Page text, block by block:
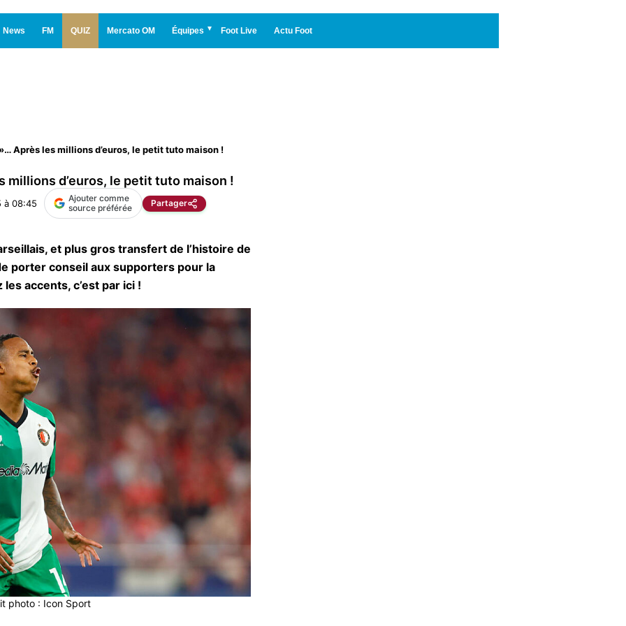
News FM QUIZ Mercato OM Équipes Foot Live Actu Foot
Après les millions d’euros, le petit tuto maison !
millions d’euros, le petit tuto maison !
à 08:45
Ajouter comme
source préférée
Partager
et plus gros transfert de l’histoire de
porter conseil aux supporters pour la
accents, c’est par ici !
photo : Icon Sport